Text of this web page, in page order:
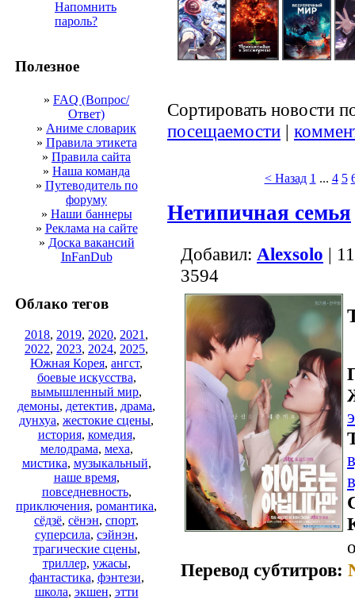
Напомнить
пароль?
Полезное
» FAQ (Вопрос/
Ответ)
» Аниме словарик
» Правила этикета
» Правила сайта
» Наша команда
» Путеводитель по
форуму
» Наши баннеры
» Реклама на сайте
» Доска вакансий
InFanDub
Облако тегов
2018, 2019, 2020, 2021 ,
2022, 2023, 2024, 2025,
Южная Корея, ангст,
боевые искусства,
вымышленный мир,
демоны, детектив, драма,
дунхуа, жестокие сцены,
история, комедия,
мелодрама, меха,
мистика, музыкальный,
наше время,
повседневность,
приключения, романтика,
сёдзё, сёнэн, спорт,
суперсила, сэйнэн,
трагические сцены,
триллер, ужасы,
фантастика, фэнтези,
школа, экшен, этти
Сортировать новости
посещаемости |
< Назад 1 ... 4 5
Нетипичная семья
Добавил: Alexsolo |
3594
Перевод субтитров: